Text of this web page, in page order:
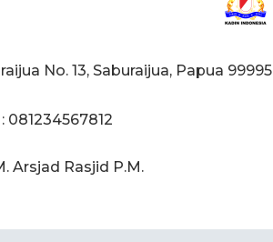
No. 13, Saburaijua, Papua 99995
081234567812
Arsjad Rasjid P.M.